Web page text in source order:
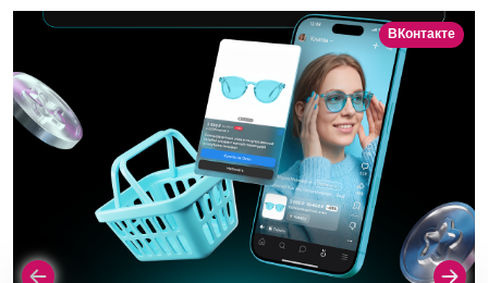
ВКонтакте